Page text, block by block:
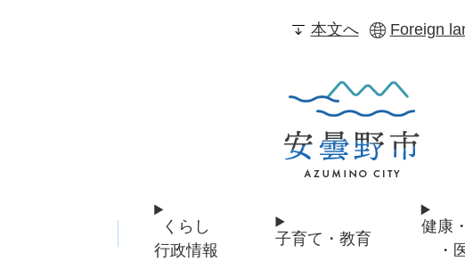
本文へ Foreign
くらし
行政情報
子育て・教育
健康
・